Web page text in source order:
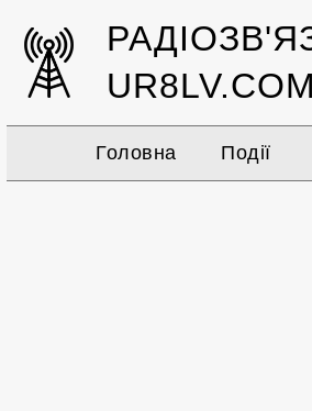
UR8LV.COM
Головна Події